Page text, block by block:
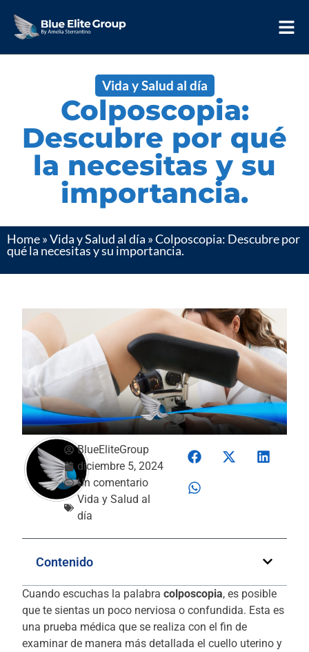
Vida y Salud al día
Colposcopia:
Descubre por qué
la necesitas y su
importancia.
Home»Vida y Salud al día »Colposcopia: Descubre por
qué la necesitas y su importancia.
BlueEliteGroup
diciembre 5, 2024
Un comentario
Vida y Salud al
día
Contenido
Cuando escuchas la palabracolposcopia, es posible
que te sientas un poco nerviosa o confundida. Esta es
una prueba médica que se realiza con el fin de
examinar de manera más detallada el cuello uterino y